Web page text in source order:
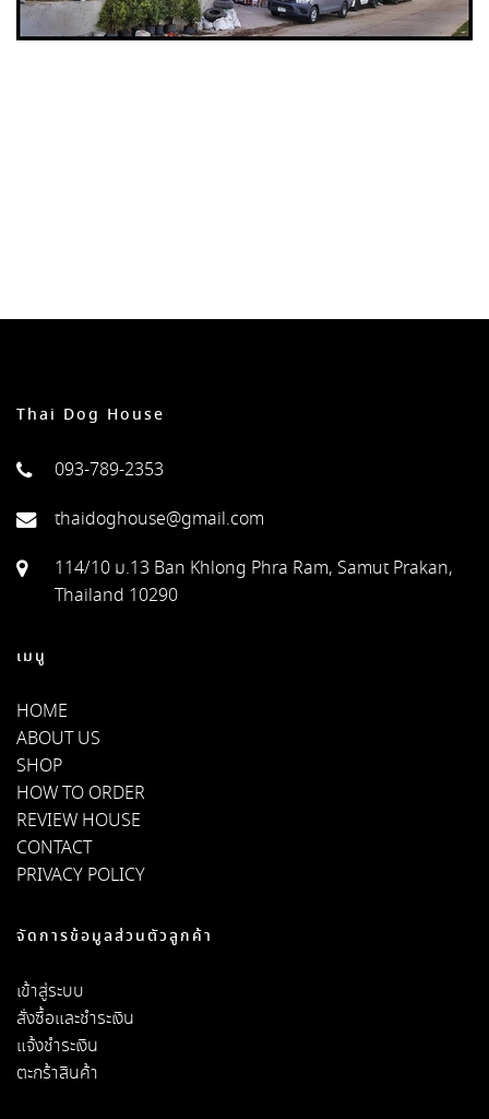
Thai Dog House
093-789-2353
thaidoghouse@gmail.com
114/10 ม.13 Ban Khlong Phra Ram, Samut Prakan,
Thailand 10290
เมนู
HOME
ABOUT US
SHOP
HOW TO ORDER
REVIEW HOUSE
CONTACT
PRIVACY POLICY
จัดการข้อมูลส่วนตัวลูกค้า
เข้าสู่ระบบ
สั่งซื้อและชำระเงิน
แจ้งชำระเงิน
ตะกร้าสินค้า